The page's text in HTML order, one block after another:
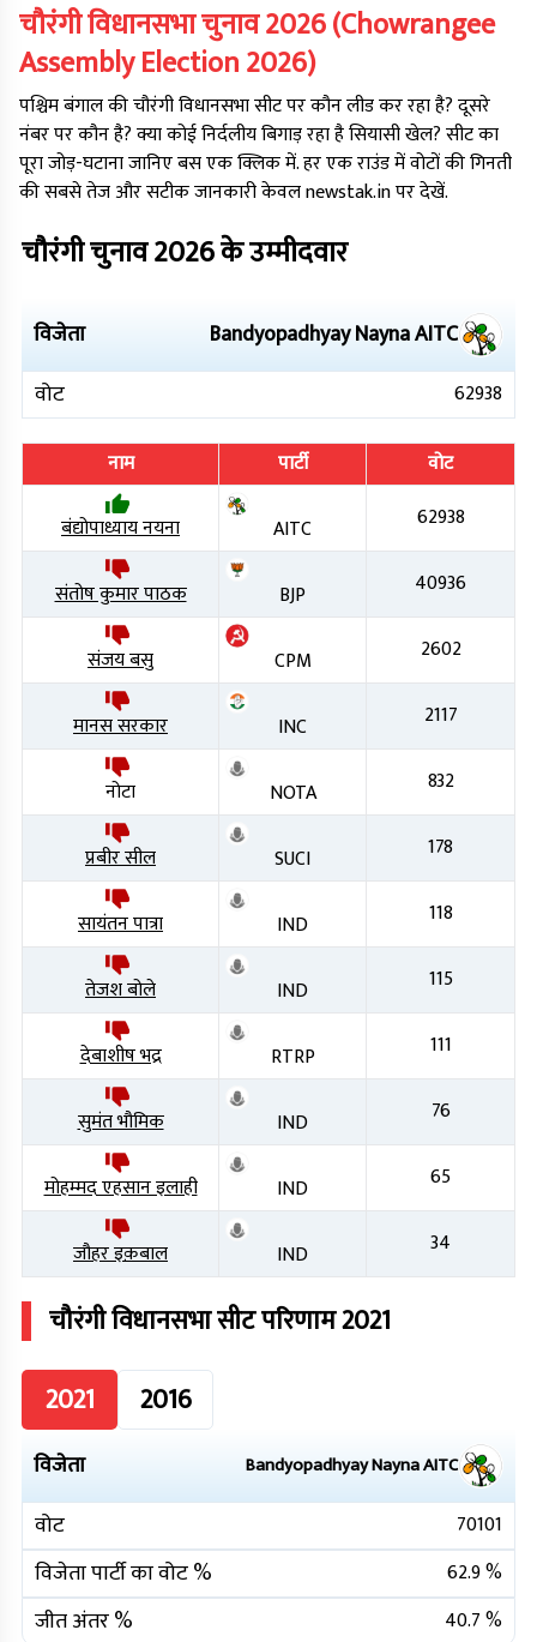
चौरंगीविधानसभा चुनाव2026(Chowrangee
Assembly Election2026)
पश्चिम बंगालकीचौरंगीविधानसभा सीट पर कौन लीड कर रहा है? दूसरे
नंबर पर कौन है? क्या कोई निर्दलीय बिगाड़ रहा है सियासी खेल? सीट का
पूरा जोड़-घटाना जानिए बस एक क्लिक में. हर एक राउंड में वोटों की गिनती
की सबसे तेज और सटीक जानकारी केवल newstak.in पर देखें.
चौरंगीचुनाव2026के उम्मीदवार
विजेता Bandyopadhyay NaynaAITC
वोट
62938
नाम पार्टी
वोट
बंद्योपाध्याय नयना
AITC 62938
संतोष कुमार पाठक BJP 40936
संजय बसु CPM 2602
मानस सरकार INC 2117
नोटा NOTA 832
प्रबीर सील SUCI 178
सायंतन पात्रा IND 118
तेजश बोले IND 115
देबाशीष भद्र RTRP 111
सुमंत भौमिक IND 76
मोहम्मद एहसान इलाही IND 65
जौहर इक़बाल IND 34
चौरंगीविधानसभा सीट परिणाम2021
2021
2016
विजेता Bandyopadhyay NaynaAITC
वोट 70101
विजेता पार्टी का वोट % 62.9%
जीत अंतर % 40.7%